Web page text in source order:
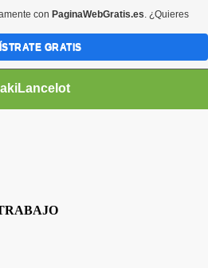
con PaginaWebGratis.es. ¿Quieres
GRATIS